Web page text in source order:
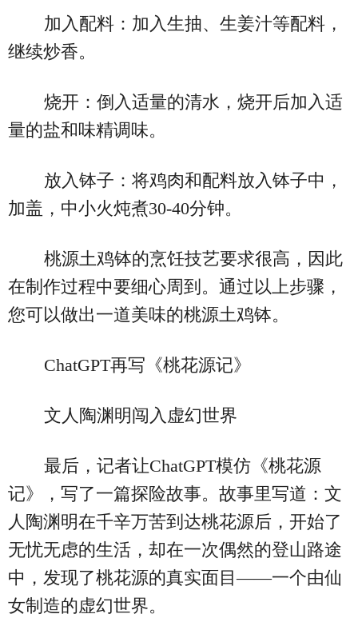
加入配料：加入生抽、生姜汁等配料，
继续炒香。
烧开：倒入适量的清水，烧开后加入适
量的盐和味精调味。
放入钵子：将鸡肉和配料放入钵子中，
加盖，中小火炖煮30-40分钟。
桃源土鸡钵的烹饪技艺要求很高，因此
在制作过程中要细心周到。通过以上步骤，
您可以做出一道美味的桃源土鸡钵。
ChatGPT再写《桃花源记》
文人陶渊明闯入虚幻世界
最后，记者让ChatGPT模仿《桃花源
记》，写了一篇探险故事。故事里写道：文
人陶渊明在千辛万苦到达桃花源后，开始了
无忧无虑的生活，却在一次偶然的登山路途
中，发现了桃花源的真实面目——一个由仙
女制造的虚幻世界。